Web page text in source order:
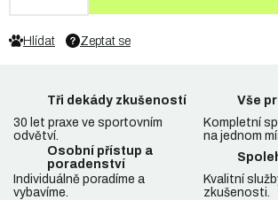
Zeptat se
Hlídat
Tři dekády zkušeností
30 let praxe ve sportovním
odvětví.
Vše
Kompletní
na jednom
Osobní přístup a
poradenství
Individuálně poradíme a
vybavíme.
Kvalitní
zkušenosti.